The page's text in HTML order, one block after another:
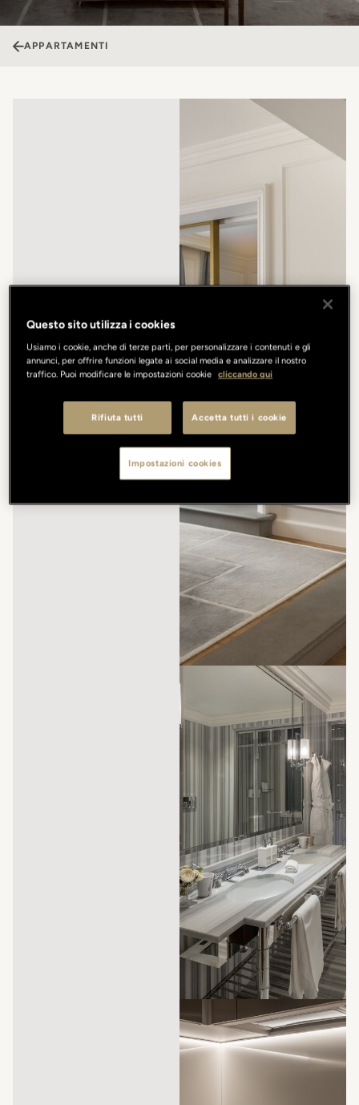
APPARTAMENTI
Questo sito utilizza i cookies
Usiamo i cookie, anche di terze parti, per personalizzare i contenuti e gli
annunci, per offrire funzioni legate ai social media e analizzare il nostro
traffico. Puoi modificare le impostazioni cookie cliccando qui
Rifiuta tutti Accetta tutti i cookie
Impostazioni cookies